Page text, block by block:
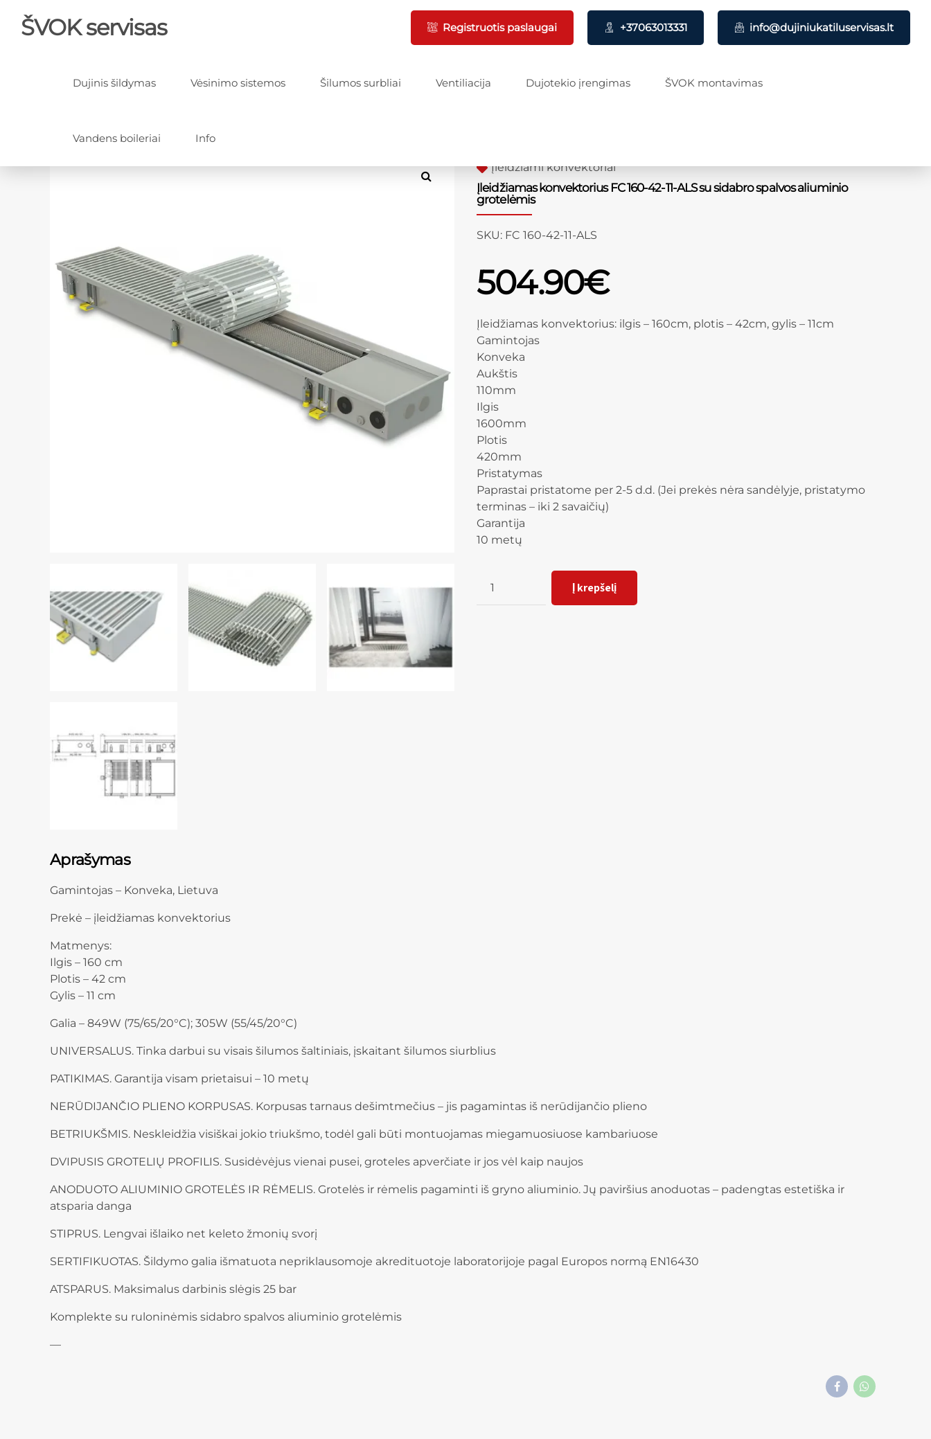
ŠVOK servisas Registruotis paslaugai +37063013331 info@dujiniukatiluservisas.lt
Dujinis šildymas Vėsinimo sistemos Šilumos surbliai Ventiliacija Dujotekio įrengimas ŠVOK montavimas
Vandens boileriai Info
Įleidžiami konvektoriai
Įleidžiamas konvektorius FC 160-42-11-ALS su sidabro spalvos aliuminio
grotelėmis
SKU: FC 160-42-11-ALS
504.90€
Įleidžiamas konvektorius: ilgis – 160cm, plotis – 42cm, gylis – 11cm
Gamintojas
Konveka
Aukštis
110mm
Ilgis
1600mm
Plotis
420mm
Pristatymas
Paprastai pristatome per 2-5 d.d. (Jei prekės nėra sandėlyje, pristatymo
terminas – iki 2 savaičių)
Garantija
10 metų
Į krepšelį
Aprašymas
Gamintojas – Konveka, Lietuva
Prekė – įleidžiamas konvektorius
Matmenys:
Ilgis – 160 cm
Plotis – 42 cm
Gylis – 11 cm
Galia – 849W (75/65/20°C); 305W (55/45/20°C)
UNIVERSALUS. Tinka darbui su visais šilumos šaltiniais, įskaitant šilumos siurblius
PATIKIMAS. Garantija visam prietaisui – 10 metų
NERŪDIJANČIO PLIENO KORPUSAS. Korpusas tarnaus dešimtmečius – jis pagamintas iš nerūdijančio plieno
BETRIUKŠMIS. Neskleidžia visiškai jokio triukšmo, todėl gali būti montuojamas miegamuosiuose kambariuose
DVIPUSIS GROTELIŲ PROFILIS. Susidėvėjus vienai pusei, groteles apverčiate ir jos vėl kaip naujos
ANODUOTO ALIUMINIO GROTELĖS IR RĖMELIS. Grotelės ir rėmelis pagaminti iš gryno aliuminio. Jų paviršius anoduotas – padengtas estetiška ir
atsparia danga
STIPRUS. Lengvai išlaiko net keleto žmonių svorį
SERTIFIKUOTAS. Šildymo galia išmatuota nepriklausomoje akredituotoje laboratorijoje pagal Europos normą EN16430
ATSPARUS. Maksimalus darbinis slėgis 25 bar
Komplekte su ruloninėmis sidabro spalvos aliuminio grotelėmis
—